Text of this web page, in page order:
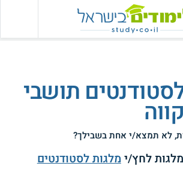
תושבי
לחץ/ימלגות לסטודנטים